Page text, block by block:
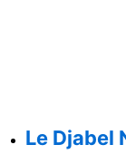
Le Djabel